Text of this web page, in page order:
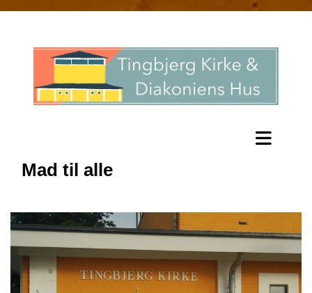
Mad til alle